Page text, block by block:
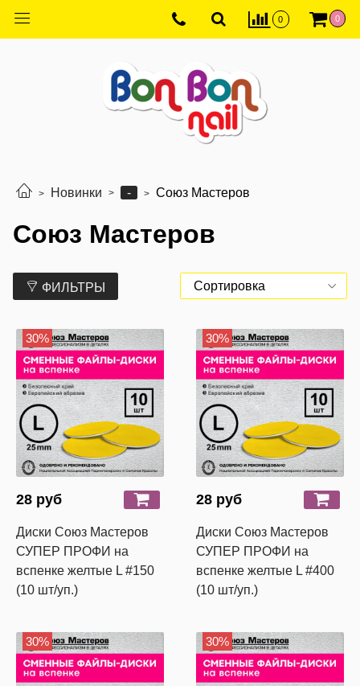
0 0
Новинки - Союз Мастеров
Союз Мастеров
ФИЛЬТРЫ
30%
28 руб
Диски Союз Мастеров
СУПЕР ПРОФИ на
вспенке желтые L #150
(10 шт/уп.)
30%
28 руб
Диски Союз Мастеров
СУПЕР ПРОФИ на
вспенке желтые L #400
(10 шт/уп.)
30% 30%